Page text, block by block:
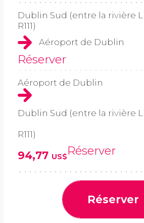
Dublin Sud (entre la rivière
R111)
Aéroport de Dublin
Réserver
Aéroport de Dublin
Dublin Sud (entre la rivière
R111)
94,77 US$Réserver
Réserver